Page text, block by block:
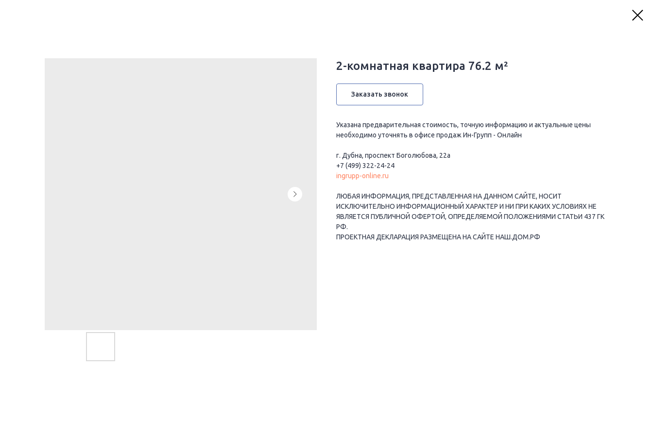
2-комнатная квартира 76.2 м²
Заказать звонок
Указана предварительная стоимость, точную информацию и актуальные цены
необходимо уточнять в офисе продаж Ин-Групп - Онлайн
г. Дубна, проспект Боголюбова, 22а
+7 (499) 322-24-24
ingrupp-online.ru
ЛЮБАЯ ИНФОРМАЦИЯ, ПРЕДСТАВЛЕННАЯ НА ДАННОМ САЙТЕ, НОСИТ
ИСКЛЮЧИТЕЛЬНО ИНФОРМАЦИОННЫЙ ХАРАКТЕР И НИ ПРИ КАКИХ УСЛОВИЯХ НЕ
ЯВЛЯЕТСЯ ПУБЛИЧНОЙ ОФЕРТОЙ, ОПРЕДЕЛЯЕМОЙ ПОЛОЖЕНИЯМИ СТАТЬИ 437 ГК
РФ.
ПРОЕКТНАЯ ДЕКЛАРАЦИЯ РАЗМЕЩЕНА НА САЙТЕ НАШ.ДОМ.РФ